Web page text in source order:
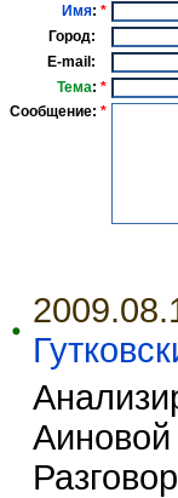
Имя: *
Город:
E-mail:
Тема: *
Сообщение: *